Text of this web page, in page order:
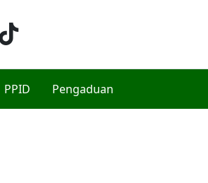
PPID Pengaduan